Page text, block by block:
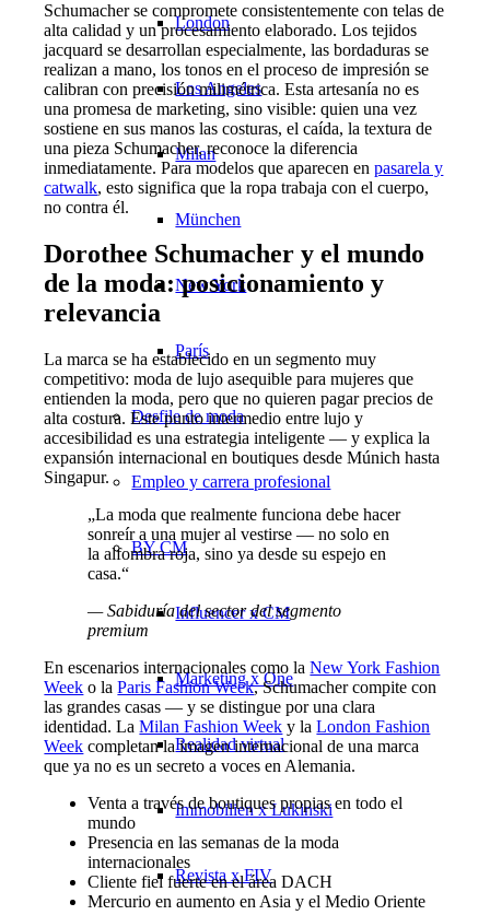
London
Los Angeles
Milan
München
New York
París
Desfile de moda
Empleo y carrera profesional
BY CM
Influencer x CM
Marketing x One
Realidad virtual
Immobilien x Lukinski
Revista x FIV
Schumacher se compromete consistentemente con telas de
alta calidad y un procesamiento elaborado. Los tejidos
jacquard se desarrollan especialmente, las bordaduras se
realizan a mano, los tonos en el proceso de impresión se
calibran con precisión milimétrica. Esta artesanía no es
una promesa de marketing, sino visible: quien una vez
sostiene en sus manos las costuras, el caída, la textura de
una pieza Schumacher, reconoce la diferencia
inmediatamente. Para modelos que aparecen enpasarela y
catwalk, esto significa que la ropa trabaja con el cuerpo,
no contra él.
Dorothee Schumacher y el mundo
de la moda: posicionamiento y
relevancia
La marca se ha establecido en un segmento muy
competitivo: moda de lujo asequible para mujeres que
entienden la moda, pero que no quieren pagar precios de
alta costura. Este punto intermedio entre lujo y
accesibilidad es una estrategia inteligente — y explica la
expansión internacional en boutiques desde Múnich hasta
Singapur.
„La moda que realmente funciona debe hacer
sonreír a una mujer al vestirse — no solo en
la alfombra roja, sino ya desde su espejo en
casa.“
— Sabiduría del sector del segmento
premium
En escenarios internacionales como laNew York Fashion
Week o laParis Fashion Week, Schumacher compite con
las grandes casas — y se distingue por una clara
identidad. LaMilan Fashion Week y laLondon Fashion
Week completan la imagen internacional de una marca
que ya no es un secreto a voces en Alemania.
Venta a través de boutiques propias en todo el
mundo
Presencia en las semanas de la moda
internacionales
Cliente fiel fuerte en el área DACH
Mercurio en aumento en Asia y el Medio Oriente